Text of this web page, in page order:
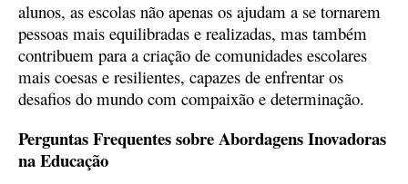
alunos, as escolas não apenas os ajudam a se tornarem
pessoas mais equilibradas e realizadas, mas também
contribuem para a criação de comunidades escolares
mais coesas e resilientes, capazes de enfrentar os
desafios do mundo com compaixão e determinação.
Perguntas Frequentes sobre Abordagens Inovadoras
na Educação